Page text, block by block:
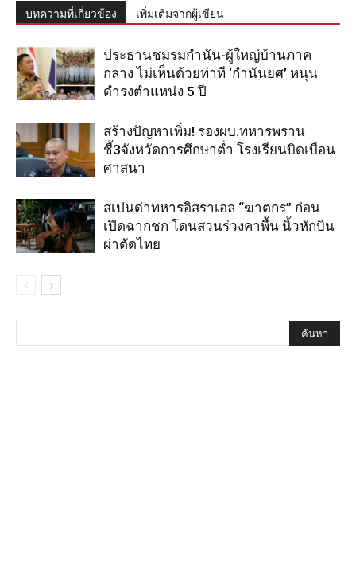
บทความที่เกี่ยวข้อง เพิ่มเติมจากผู้เขียน
ประธานชมรมกำนัน-ผู้ใหญ่บ้านภาค
กลาง ไม่เห็นด้วยท่าที ‘กำนันยศ’ หนุน
ดำรงตำแหน่ง 5 ปี
สร้างปัญหาเพิ่ม! รองผบ.ทหารพราน
ชี้3จังหวัดการศึกษาต่ำ โรงเรียนบิดเบือน
ศาสนา
สเปนด่าทหารอิสราเอล “ฆาตกร” ก่อน
เปิดฉากชก โดนสวนร่วงคาพื้น นิ้วหักบิน
ผ่าตัดไทย